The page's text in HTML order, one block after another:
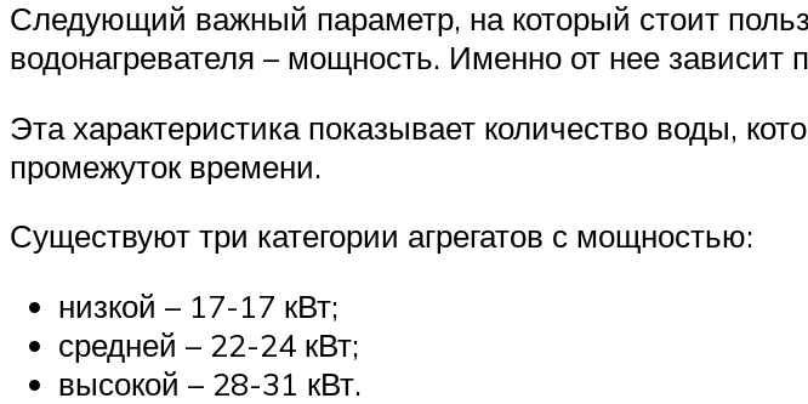
Следующий важный параметр, на который стоит
водонагревателя – мощность. Именно от нее зависит
Эта характеристика показывает количество воды,
промежуток времени.
Существуют три категории агрегатов с мощностью:
низкой – 17-17 кВт;
средней – 22-24 кВт;
высокой – 28-31 кВт.